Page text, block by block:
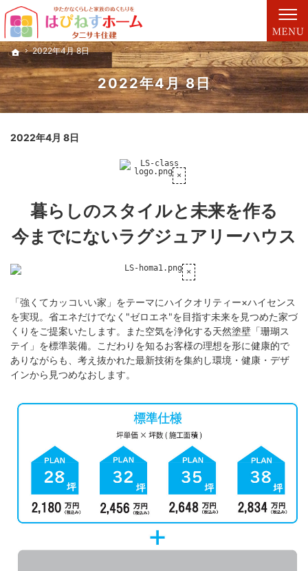
ホーム
2022年4月 8日
2022年4月 8日
プロの目線からご提案。富山市・黒部市・滑川市・魚津市の注文住宅・新築戸建てを手が
富山市・黒部市・滑川市・魚津市の注文住宅・新築戸建てを手がける工務店ならタニサキ
2022年4月 8日
暮らしのスタイルと未来を作る
今までにないラグジュアリーハウス
「強くてカッコいい家」をテーマにハイクオリティー×ハイセンス
を実現。省エネだけでなく"ゼロエネ"を目指す未来を見つめた家づ
くりをご提案いたします。また空気を浄化する天然塗壁「珊瑚ス
テイ」を標準装備。こだわりを知るお客様の理想を形に健康的で
ありながらも、考え抜かれた最新技術を集約し環境・健康・デザ
インから見つめなおします。
ホーム
2022年4月 8日